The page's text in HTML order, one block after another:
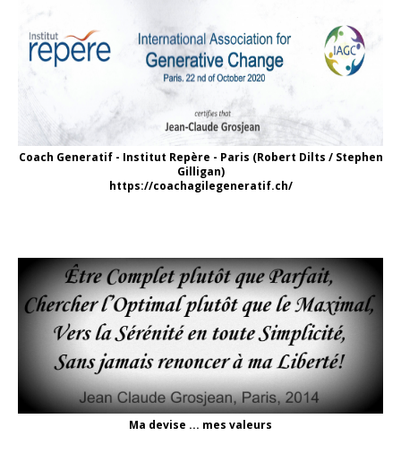
Coach Generatif - Institut Repère - Paris (Robert Dilts / Stephen
Gilligan)
https://coachagilegeneratif.ch/
Ma devise ... mes valeurs